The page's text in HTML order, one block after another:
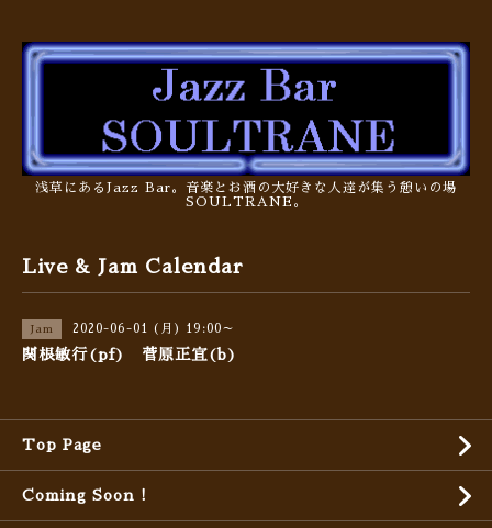
浅草にあるJazz Bar。音楽とお酒の大好きな人達が集う憩いの場
SOULTRANE。
Live & Jam Calendar
Jam 2020-06-01 (月) 19:00～
関根敏行(pf) 菅原正宜(b)
Top Page
Coming Soon !